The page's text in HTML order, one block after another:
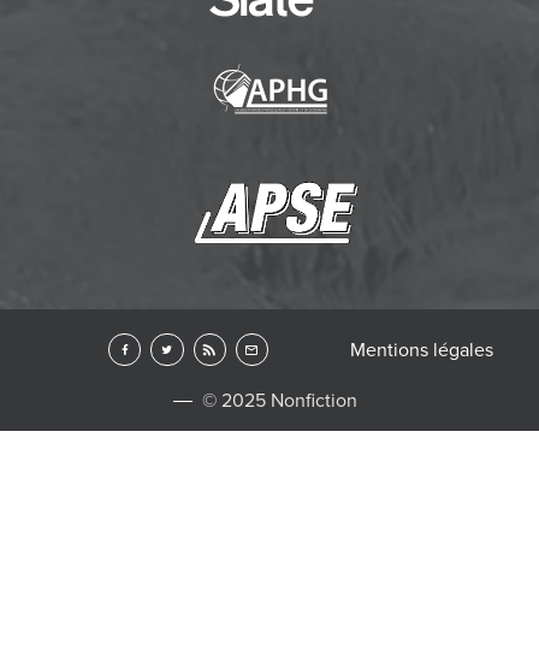
© 2025 Nonfiction
Mentions légales